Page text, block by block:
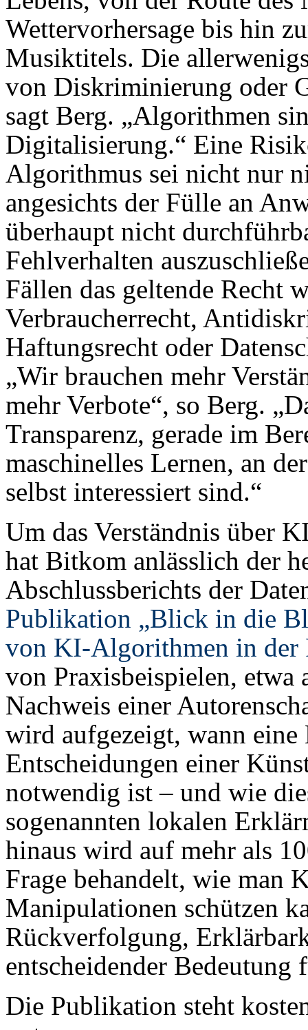
Wettervorhersage bis hin
Musiktitels. Die
von Diskriminierung oder
sagt Berg. „Algorithmen
Digitalisierung.“ Eine
Algorithmus sei nicht nur
angesichts der Fülle an
überhaupt nicht
Fehlverhalten
Fällen das geltende Recht
Verbraucherrecht,
Haftungsrecht oder
„Wir brauchen mehr
mehr Verbote“, so Berg.
Transparenz, gerade im
maschinelles Lernen, an
selbst interessiert sind.“
Um das Verständnis über
hat Bitkom anlässlich der
Abschlussberichts der
Publikation „Blick in die
von KI-Algorithmen in der
von Praxisbeispielen, etwa
Nachweis einer
wird aufgezeigt, wann
Entscheidungen einer
notwendig ist – und wie
sogenannten lokalen
hinaus wird auf mehr als
Frage behandelt, wie man
Manipulationen schützen
Rückverfolgung,
entscheidender
Die Publikation steht